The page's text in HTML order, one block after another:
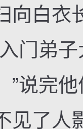
白衣
门弟
”说完
见了人